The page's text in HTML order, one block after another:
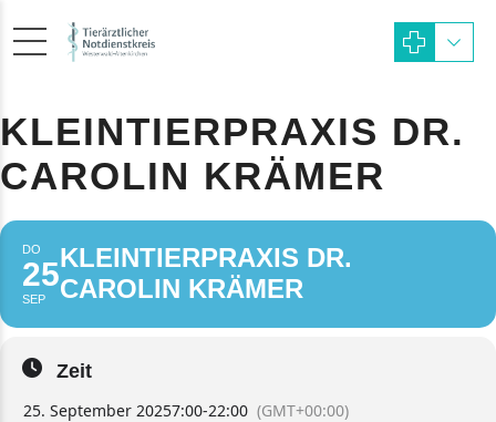
KLEINTIERPRAXIS DR.
CAROLIN KRÄMER
DO
25
SEP
KLEINTIERPRAXIS DR.
CAROLIN KRÄMER
Zeit
25. September 20257:00-22:00 (GMT+00:00)